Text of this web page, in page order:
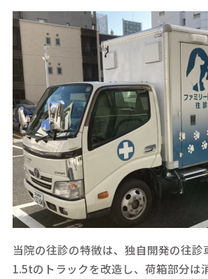
当院の往診の特徴は、独自開発の往診
1.5tのトラックを改造し、荷箱部分は